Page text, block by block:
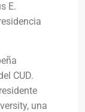
E.
CUD.
una